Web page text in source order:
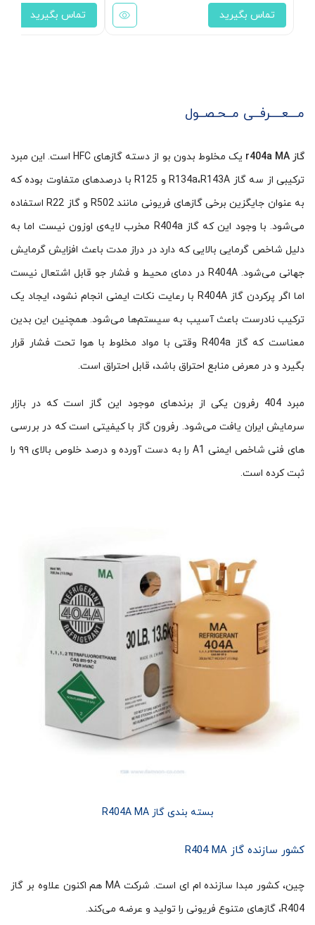
تماس بگیرید تماس بگیرید
مـــعــــرفــی مــحـصــول
گاز r404a MA
یک مخلوط بدون بو از دسته گازهای HFC است. این مبرد
ترکیبی از سه گاز R134a،R143A و R125 با درصدهای متفاوت بوده که
به عنوان جایگزین برخی گازهای فریونی مانند R502 و گاز R22 استفاده
‌می‌شود. با وجود این که گاز R404a مخرب لایه‌ی اوزون نیست اما به
دلیل شاخص گرمایی بالایی که دارد در دراز مدت باعث افزایش گرمایش
جهانی می‌شود. R404A در دمای محیط و فشار جو قابل اشتعال نیست
اما اگر پرکردن گاز R404A با رعایت نکات ایمنی انجام نشود، ایجاد یک
ترکیب نادرست باعث آسیب به سیستم‌ها می‌شود. همچنین این بدین
‌معناست که گاز R404a وقتی با مواد مخلوط با هوا تحت فشار قرار
بگیرد و در معرض منابع احتراق باشد، قابل احتراق است.
مبرد 404 رفرون یکی از برندهای موجود این گاز است که در بازار
سرمایش ایران یافت می‌شود. رفرون گاز با کیفیتی است که در بررسی
های فنی شاخص ایمنی A1 را به دست آورده و درصد خلوص بالای ۹۹ را
ثبت کرده است.
بسته بندی گاز R404A MA
کشور سازنده گاز R404 MA
چین، کشور مبدا سازنده ام ای است. شرکت MA هم اکنون علاوه بر گاز
R404، گازهای متنوع فریونی را تولید و عرضه می‌کند.